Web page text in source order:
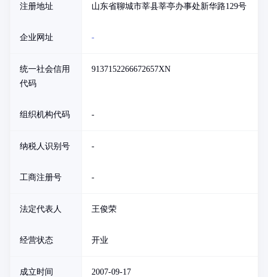
注册地址 山东省聊城市莘县莘亭办事处新华路129号
企业网址 -
统一社会信用
代码
9137152266672657XN
组织机构代码 -
纳税人识别号 -
工商注册号 -
法定代表人 王俊荣
经营状态 开业
成立时间 2007-09-17